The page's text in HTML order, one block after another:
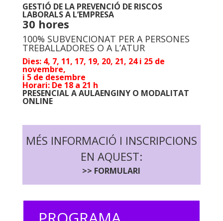
GESTIÓ DE LA PREVENCIÓ DE RISCOS
LABORALS A L’EMPRESA
30 hores
100% SUBVENCIONAT PER A PERSONES
TREBALLADORES O A L’ATUR
Dies: 4, 7, 11, 17, 19, 20, 21, 24 i 25 de
novembre,
i 5 de desembre
Horari: De 18 a 21 h
PRESENCIAL A AULAENGINY O MODALITAT
ONLINE
MÉS INFORMACIÓ I INSCRIPCIONS
EN AQUEST:
>> FORMULARI